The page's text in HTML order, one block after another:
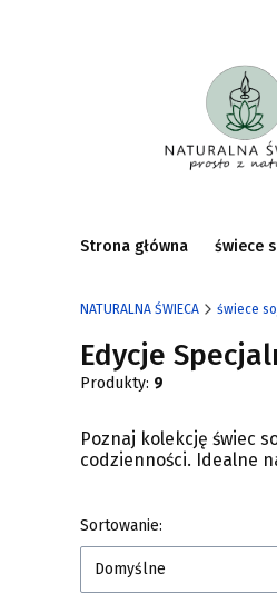
Strona główna świece
NATURALNA ŚWIECA świece
Edycje
Produkty: 9
Poznaj kolekcję świec
codzienności. Idealne
Lista produktów
Sortowanie:
Domyślne